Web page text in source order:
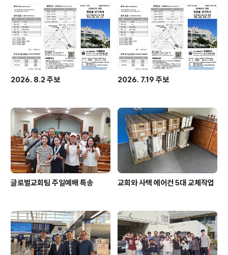
2026. 8.2 주보 2026. 7.19 주보
글로벌교회팀 주일예배 특송 교회와 사택 에어컨 5대 교체작업